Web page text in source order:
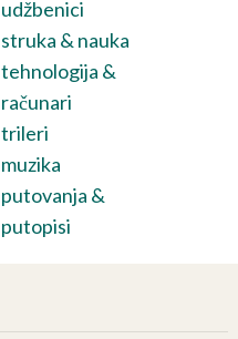
udžbenici
struka & nauka
tehnologija &
računari
trileri
muzika
putovanja &
putopisi